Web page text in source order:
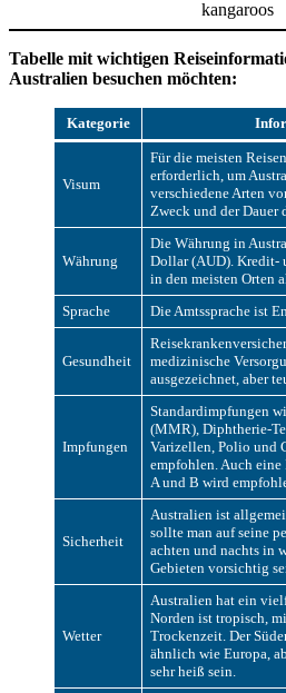
kangaroos
Tabelle mit wichtigen
Australien besuchen möchten:
Kategorie
Visum
Für die meisten
erforderlich, um
verschiedene Arten
Zweck und der Dauer
Währung
Die Währung in
Dollar (AUD). Kredit-
in den meisten Orten
Sprache
Die Amtssprache ist
Gesundheit
medizinische
ausgezeichnet, aber
Impfungen
Standardimpfungen
(MMR), Diphtherie-
Varizellen, Polio und
empfohlen. Auch
A und B wird
Sicherheit
Australien ist
sollte man auf seine
achten und nachts in
Gebieten vorsichtig
Wetter
Australien hat ein
Norden ist tropisch,
Trockenzeit. Der
ähnlich wie Europa,
sehr heiß sein.